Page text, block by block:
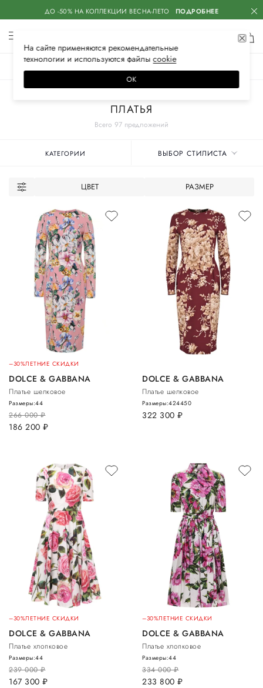
ДО -50% НА КОЛЛЕКЦИИ ВЕСНА-ЛЕТО ПОДРОБНЕЕ
Всего 97 предложений
ПЛАТЬЯ
КАТЕГОРИИ ВЫБОР СТИЛИСТА
ЦВЕТ РАЗМЕР
–30%ЛЕТНИЕ СКИДКИ
DOLCE & GABBANA
Платье шелковое
266 000руб.
186 200 руб.
Размеры:44
DOLCE & GABBANA
Платье шелковое
322 300 руб.
Размеры:424450
–30%ЛЕТНИЕ СКИДКИ
DOLCE & GABBANA
Платье хлопковое
239 000руб.
167 300 руб.
Размеры:44
–30%ЛЕТНИЕ СКИДКИ
DOLCE & GABBANA
Платье хлопковое
334 000руб.
233 800 руб.
Размеры:44
На сайте применяются рекомендательные
технологии и используются файлысооkiе
ОК